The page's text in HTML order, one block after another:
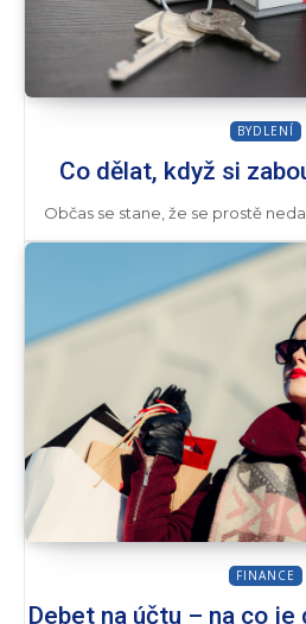
BYDLENÍ
Co dělat, když si
Občas se stane, že se prostě
FINANCE
Debet na účtu – na co